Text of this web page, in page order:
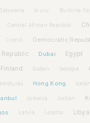
Botswana Brunei Burkina
Central African Republic
Cyprus Democratic
Republic Dubai Egypt
Finland Gabon Georgia
Hong Kong
Jamaica Jordan
Latvia Lesotho Libya